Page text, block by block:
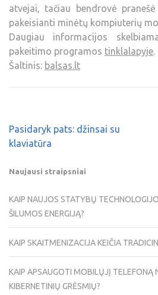
atvejai, tačiau bendrovė
pakeisianti minėtų kompiuterių
Daugiau informacijos
pakeitimo programos tinklalapyje.
Šaltinis: balsas.lt
Pasidaryk pats: džinsai su
klaviatūra
Naujausi straipsniai
KAIP NAUJOS STATYBŲ
ŠILUMOS ENERGIJĄ?
KAIP SKAITMENIZACIJA KEIČIA
KAIP APSAUGOTI MOBILŲJĮ TELEFONĄ
KIBERNETINIŲ GRĖSMIŲ?